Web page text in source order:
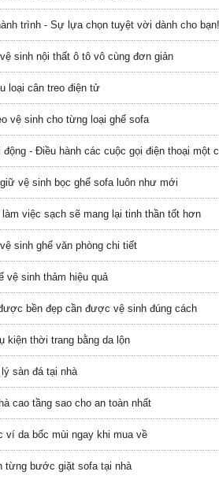
trình - Sự lựa chọn tuyệt vời dành cho bạn!
sinh nội thất ô tô vô cùng đơn giản
loại cân treo điện tử
vệ sinh cho từng loại ghế sofa
động - Điều hành các cuộc gọi điện thoại một
vệ sinh bọc ghế sofa luôn như mới
làm việc sạch sẽ mang lại tinh thần tốt hơn
sinh ghế văn phòng chi tiết
vệ sinh thảm hiệu quả
bền đẹp cần được vệ sinh đúng cách
kiện thời trang bằng da lộn
sàn đá tại nhà
cao tầng sao cho an toàn nhất
ví da bốc mùi ngay khi mua về
từng bước giặt sofa tại nhà